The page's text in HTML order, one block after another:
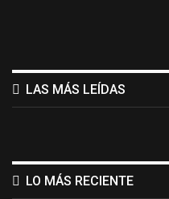
LAS MÁS LEÍDAS
LO MÁS RECIENTE